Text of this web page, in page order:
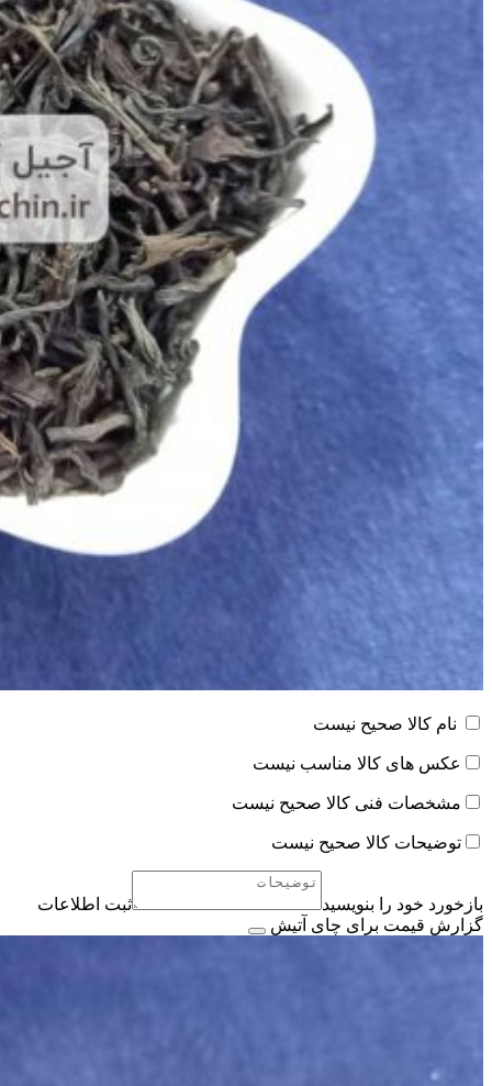
نام کالا صحیح نیست
عکس های کالا مناسب نیست
مشخصات فنی کالا صحیح نیست
توضیحات کالا صحیح نیست
بازخورد خود را بنویسید
ثبت اطلاعات
گزارش قیمت برای چای آتیش